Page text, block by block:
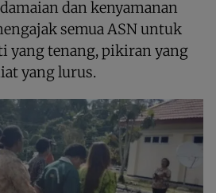
dan kenyamanan
semua ASN untuk
yang tenang, pikiran yang
yang lurus.